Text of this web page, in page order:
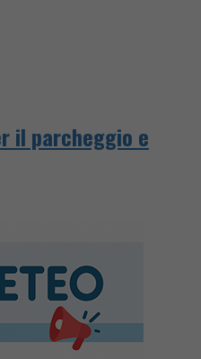
il parcheggio e